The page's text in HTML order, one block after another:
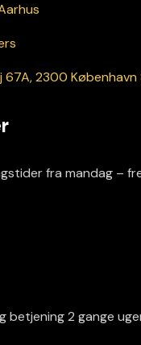
2300 København
fra mandag –
betjening 2 gange